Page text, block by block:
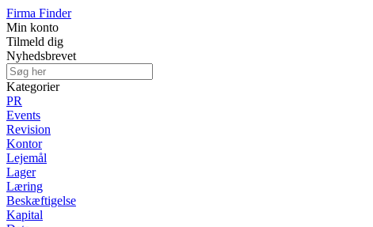
Firma Finder
Min konto
Tilmeld dig
Nyhedsbrevet
Kategorier
PR
Events
Revision
Kontor
Lejemål
Lager
Læring
Beskæftigelse
Kapital